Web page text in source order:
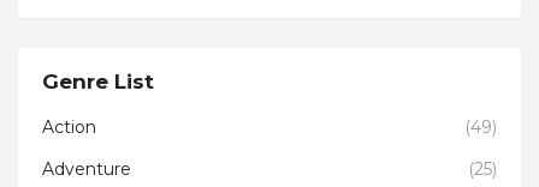
Genre List
Action
(49)
Adventure
(25)